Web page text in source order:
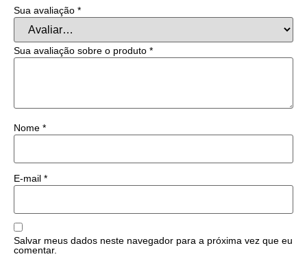
Sua avaliação *
Sua avaliação sobre o produto *
Nome *
E-mail *
Salvar meus dados neste navegador para a próxima vez que eu
comentar.